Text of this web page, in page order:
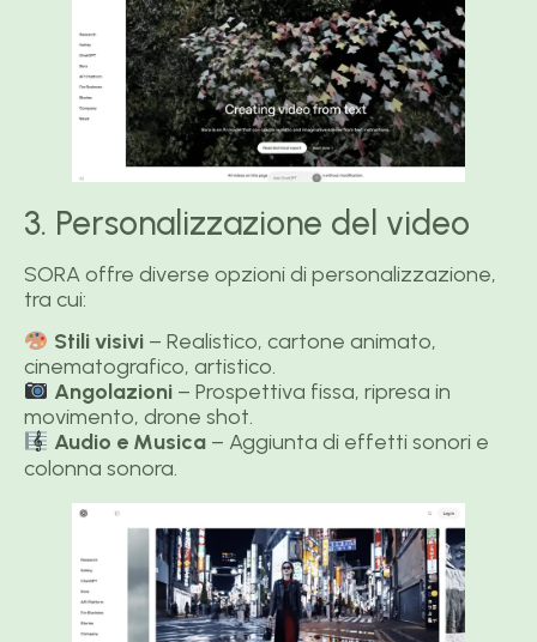
3. Personalizzazione del video
SORA offre diverse opzioni di personalizzazione,
tra cui:
Stili visivi– Realistico, cartone animato,
cinematografico, artistico.
Angolazioni– Prospettiva fissa, ripresa in
movimento, drone shot.
Audio e Musica– Aggiunta di effetti sonori e
colonna sonora.